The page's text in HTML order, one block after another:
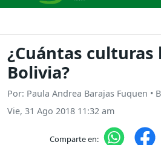
¿Cuántas culturas
Bolivia?
Por: Paula Andrea Barajas Fuquen •
Vie, 31 Ago 2018 11:32 am
Comparte en: